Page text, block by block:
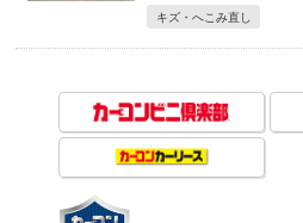
キズ・へこみ直し